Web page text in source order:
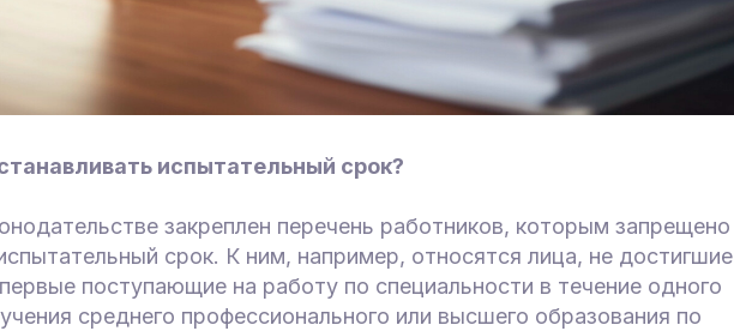
испытательный срок?
закреплен перечень работников, которым запрещено
срок. К ним, например, относятся лица, не достигшие
поступающие на работу по специальности в течение одного
среднего профессионального или высшего образования по